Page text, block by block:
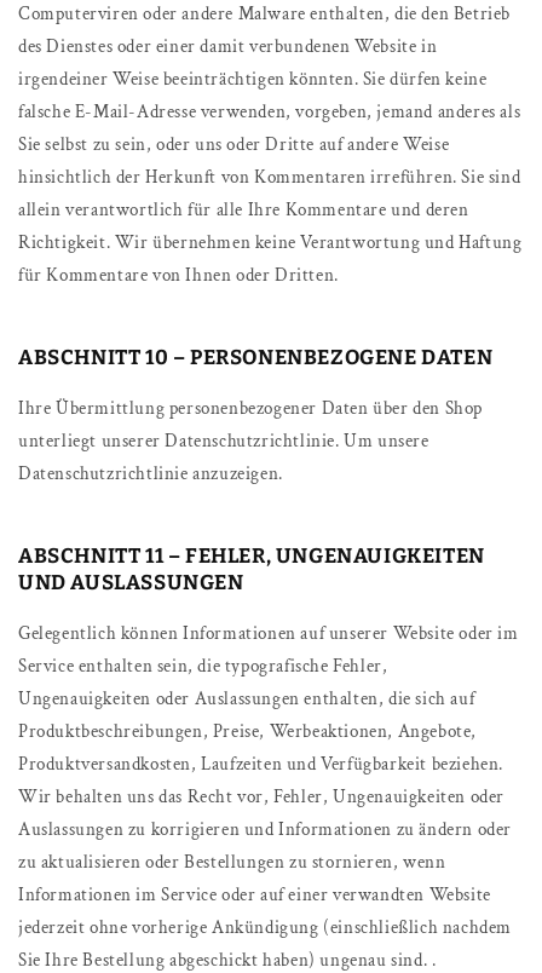
Computerviren oder andere Malware enthalten, die den Betrieb
des Dienstes oder einer damit verbundenen Website in
irgendeiner Weise beeinträchtigen könnten. Sie dürfen keine
falsche E-Mail-Adresse verwenden, vorgeben, jemand anderes als
Sie selbst zu sein, oder uns oder Dritte auf andere Weise
hinsichtlich der Herkunft von Kommentaren irreführen. Sie sind
allein verantwortlich für alle Ihre Kommentare und deren
Richtigkeit. Wir übernehmen keine Verantwortung und Haftung
für Kommentare von Ihnen oder Dritten.
ABSCHNITT 10 – PERSONENBEZOGENE DATEN
Ihre Übermittlung personenbezogener Daten über den Shop
unterliegt unserer Datenschutzrichtlinie. Um unsere
Datenschutzrichtlinie anzuzeigen.
ABSCHNITT 11 – FEHLER, UNGENAUIGKEITEN
UND AUSLASSUNGEN
Gelegentlich können Informationen auf unserer Website oder im
Service enthalten sein, die typografische Fehler,
Ungenauigkeiten oder Auslassungen enthalten, die sich auf
Produktbeschreibungen, Preise, Werbeaktionen, Angebote,
Produktversandkosten, Laufzeiten und Verfügbarkeit beziehen.
Wir behalten uns das Recht vor, Fehler, Ungenauigkeiten oder
Auslassungen zu korrigieren und Informationen zu ändern oder
zu aktualisieren oder Bestellungen zu stornieren, wenn
Informationen im Service oder auf einer verwandten Website
jederzeit ohne vorherige Ankündigung (einschließlich nachdem
Sie Ihre Bestellung abgeschickt haben) ungenau sind. .